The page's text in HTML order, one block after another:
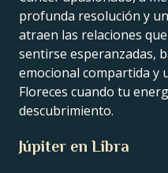
profunda resolución y
atraen las relaciones que
sentirse esperanzadas,
emocional compartida y
Floreces cuando tu
descubrimiento.
Júpiter en Libra